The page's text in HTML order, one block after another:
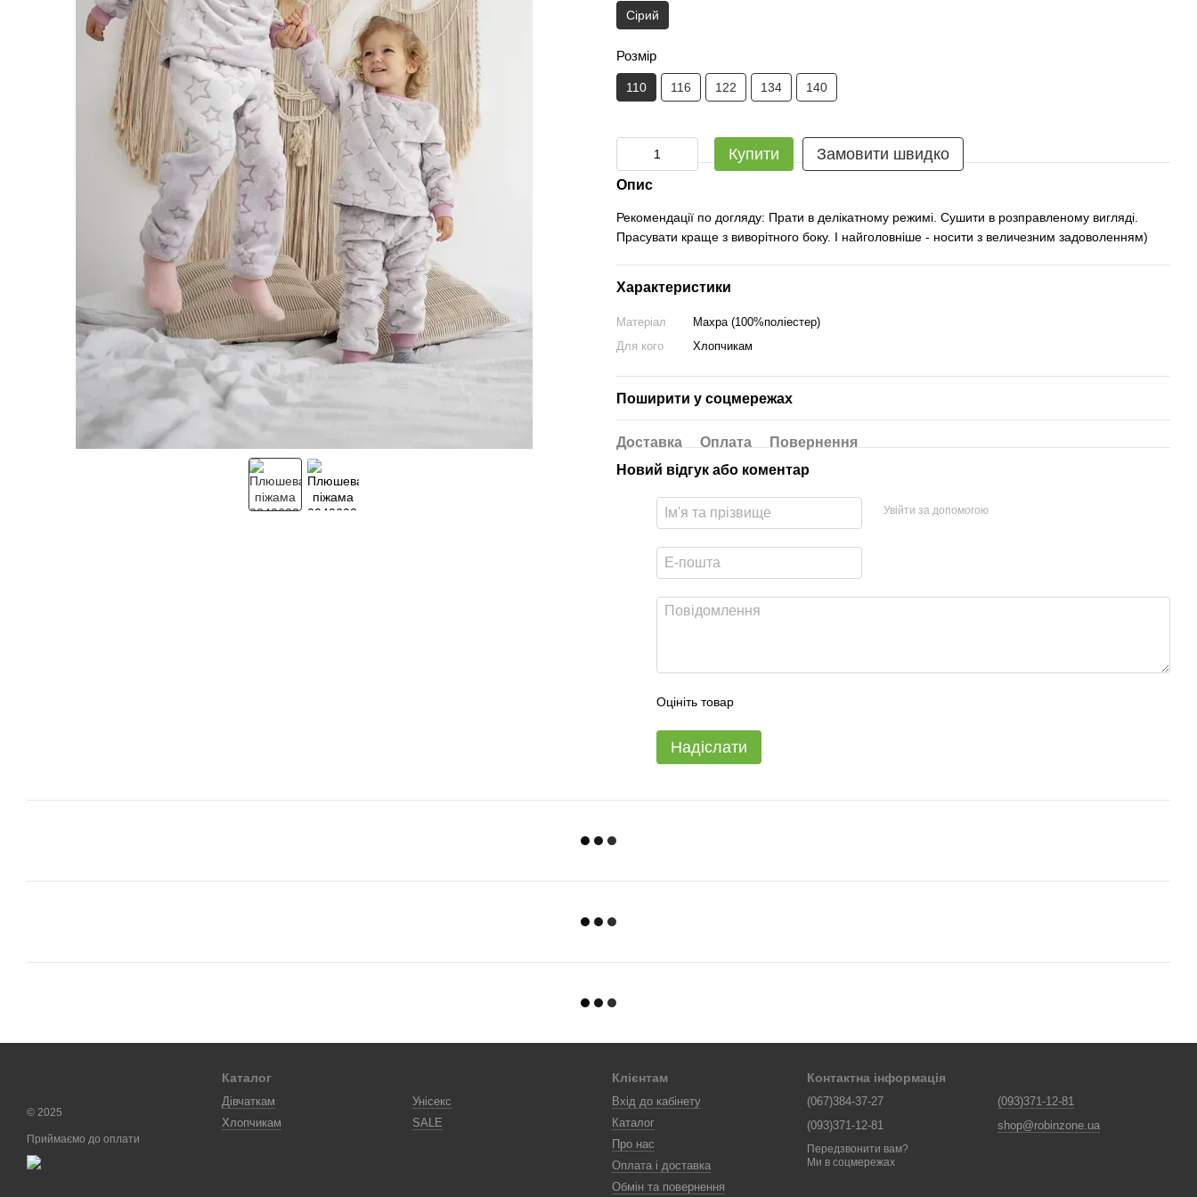
Сірий
Розмір
110 116 122 134 140
Купити Замовити швидко
Опис
Рекомендації по догляду: Прати в делікатному режимі. Сушити в розправленому вигляді.
Прасувати краще з виворітного боку. І найголовніше - носити з величезним задоволенням)
Характеристики
Матеріал
Махра (100%поліестер)
Для кого
Хлопчикам
Поширити у соцмережах
Доставка Оплата
Повернення
Новий відгук або коментар
Увійти за допомогою
Оцініть товар
Надіслати
© 2025
Приймаємо до оплати
Каталог
Дівчаткам
Хлопчикам
Унісекс
SALE
Клієнтам
Вхід до кабінету
Каталог
Про нас
Оплата і доставка
Обмін та повернення
Контактна інформація
(067)384-37-27
(093)371-12-81
Передзвонити вам?
(093)371-12-81
shop@robinzone.ua
Ми в соцмережах